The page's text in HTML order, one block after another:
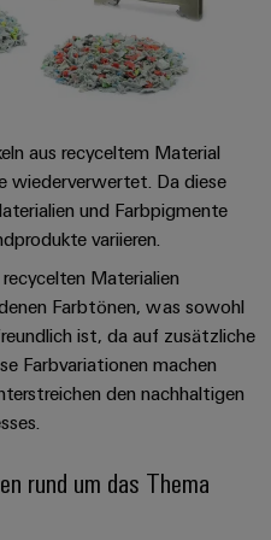
Produktinnovationen
Praxisnahe
Verbindungen für
Ihre Industrie.
Unsere Neuheiten
im Bereich
Industrial
Connectivity.
aus recyceltem Material
wiederverwertet. Da diese
und Farbpigmente
variieren.
Materialien
Farbtönen, was sowohl
ist, da auf zusätzliche
Farbvariationen machen
den nachhaltigen
rund um das Thema